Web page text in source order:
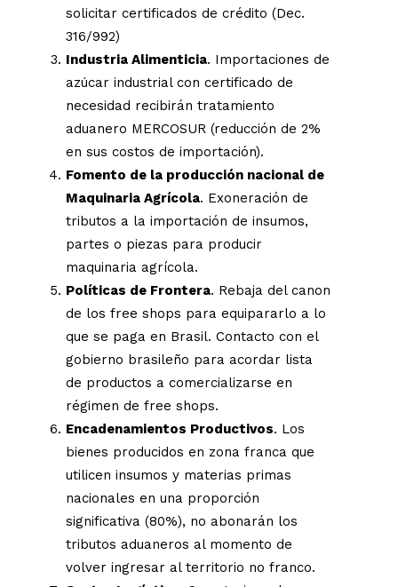
solicitar certificados de crédito (Dec.
316/992)
Industria Alimenticia. Importaciones de
azúcar industrial con certificado de
necesidad recibirán tratamiento
aduanero MERCOSUR (reducción de 2%
en sus costos de importación).
Fomento de la producción nacional de
Maquinaria Agrícola. Exoneración de
tributos a la importación de insumos,
partes o piezas para producir
maquinaria agrícola.
Políticas de Frontera. Rebaja del canon
de los free shops para equipararlo a lo
que se paga en Brasil. Contacto con el
gobierno brasileño para acordar lista
de productos a comercializarse en
régimen de free shops.
Encadenamientos Productivos. Los
bienes producidos en zona franca que
utilicen insumos y materias primas
nacionales en una proporción
significativa (80%), no abonarán los
tributos aduaneros al momento de
volver ingresar al territorio no franco.